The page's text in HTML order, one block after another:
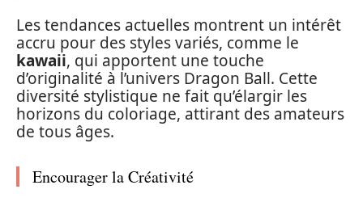
Les tendances actuelles montrent un intérêt
accru pour des styles variés, comme le
kawaii, qui apportent une touche
d’originalité à l’univers Dragon Ball. Cette
diversité stylistique ne fait qu’élargir les
horizons du coloriage, attirant des amateurs
de tous âges.
Encourager la Créativité